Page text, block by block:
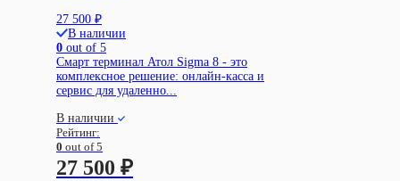
27 500 ₽
В наличии
0 out of 5
Смарт терминал Атол Sigma 8 - это
комплексное решение: онлайн-касса и
сервис для удаленно...
В наличии
Рейтинг:
0 out of 5
27 500 ₽